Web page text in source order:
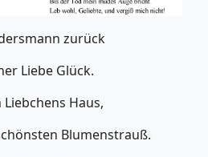
zurück
Liebe Glück.
Haus,
Blumenstrauß.